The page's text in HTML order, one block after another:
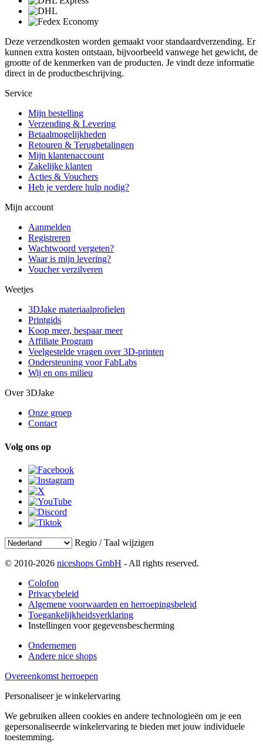
Deze verzendkosten worden gemaakt voor standaardverzending. Er
kunnen extra kosten ontstaan, bijvoorbeeld vanwege het gewicht, de
grootte of de kenmerken van de producten. Je vindt deze informatie
direct in de productbeschrijving.
Service
Mijn bestelling
Verzending & Levering
Betaalmogelijkheden
Retouren & Terugbetalingen
Mijn klantenaccount
Zakelijke klanten
Acties & Vouchers
Heb je verdere hulp nodig?
Mijn account
Aanmelden
Registreren
Wachtwoord vergeten?
Waar is mijn levering?
Voucher verzilveren
Weetjes
3DJake materiaalprofielen
Printgids
Koop meer, bespaar meer
Affiliate Program
Veelgestelde vragen over 3D-printen
Ondersteuning voor FabLabs
Wij en ons milieu
Over 3DJake
Onze groep
Contact
Volg ons op
Regio / Taal wijzigen
© 2010-2026 niceshops GmbH - All rights reserved.
Colofon
Privacybeleid
Algemene voorwaarden en herroepingsbeleid
Toegankelijkheidsverklaring
Instellingen voor gegevensbescherming
Ondernemen
Andere nice shops
Overeenkomst herroepen
Personaliseer je winkelervaring
We gebruiken alleen cookies en andere technologieën om je een
gepersonaliseerde winkelervaring te bieden met jouw individuele
toestemming.